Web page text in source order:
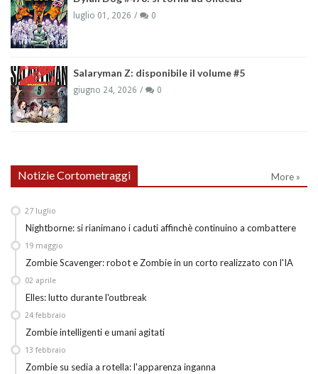
luglio 01, 2026 0
Salaryman Z: disponibile il volume #5
giugno 24, 2026 0
Notizie Cortometraggi More »
Nightborne: si rianimano i caduti affinchè continuino a combattere
27 luglio
Zombie Scavenger: robot e Zombie in un corto realizzato con l'IA
19 maggio
Elles: lutto durante l'outbreak
02 aprile
Zombie intelligenti e umani agitati
24 febbraio
Zombie su sedia a rotella: l'apparenza inganna
13 febbraio